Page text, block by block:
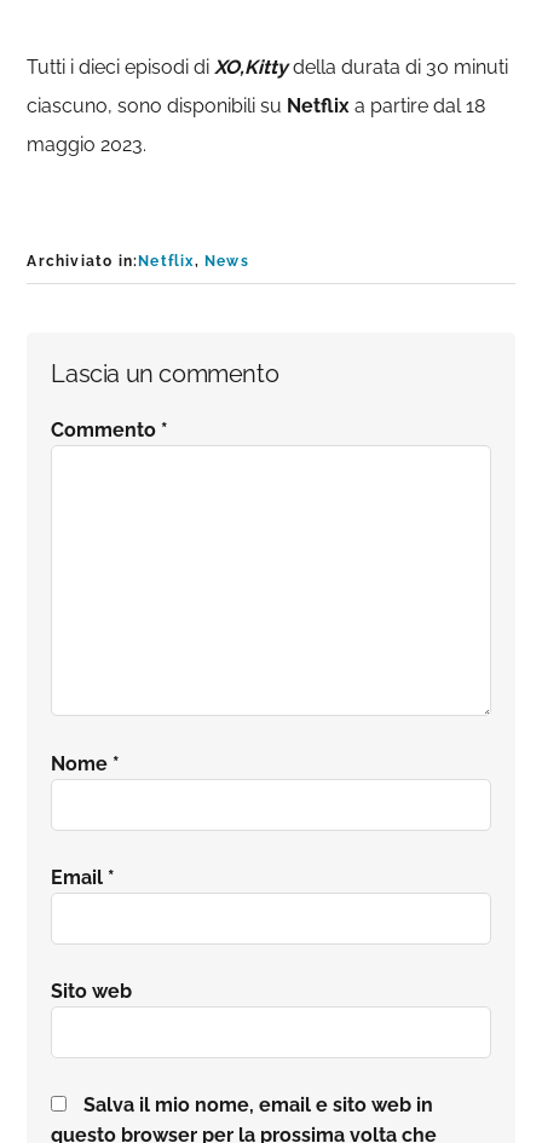
Tutti i dieci episodi diXO,Kitty della durata di 30 minuti
ciascuno, sono disponibili su Netflixa partire dal 18
maggio 2023.
Archiviato in: Netflix, News
Interazioni
del
Lascia un commento
Commento *
Nome *
Email *
Sito web
Salva il mio nome, email e sito web in
questo browser per la prossima volta che